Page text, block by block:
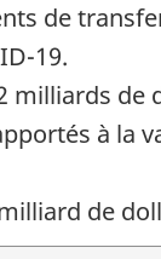
de
19.
de
à la
de